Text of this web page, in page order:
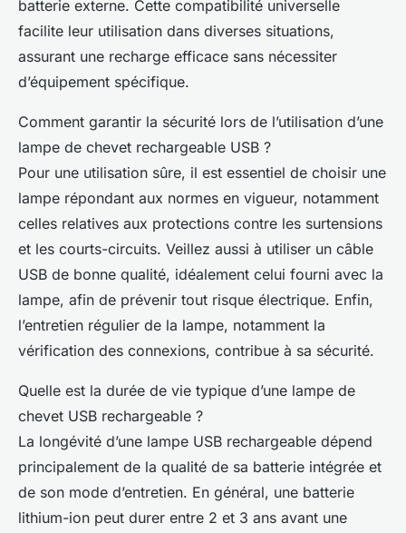
batterie externe. Cette compatibilité universelle
facilite leur utilisation dans diverses situations,
assurant une recharge efficace sans nécessiter
d’équipement spécifique.
Comment garantir la sécurité lors de l’utilisation d’une
lampe de chevet rechargeable USB ?
Pour une utilisation sûre, il est essentiel de choisir une
lampe répondant aux normes en vigueur, notamment
celles relatives aux protections contre les surtensions
et les courts-circuits. Veillez aussi à utiliser un câble
USB de bonne qualité, idéalement celui fourni avec la
lampe, afin de prévenir tout risque électrique. Enfin,
l’entretien régulier de la lampe, notamment la
vérification des connexions, contribue à sa sécurité.
Quelle est la durée de vie typique d’une lampe de
chevet USB rechargeable ?
La longévité d’une lampe USB rechargeable dépend
principalement de la qualité de sa batterie intégrée et
de son mode d’entretien. En général, une batterie
lithium-ion peut durer entre 2 et 3 ans avant une